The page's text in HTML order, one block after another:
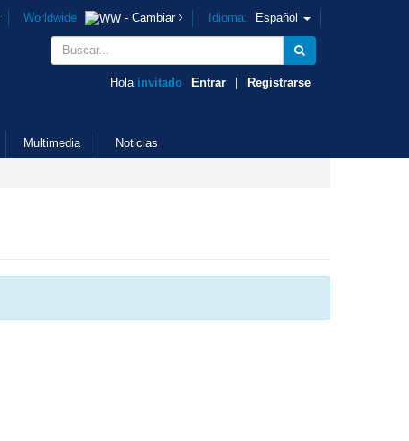
Worldwide - Cambiar Idioma: Español
Hola invitado Entrar Registrarse
Multimedia Noticias